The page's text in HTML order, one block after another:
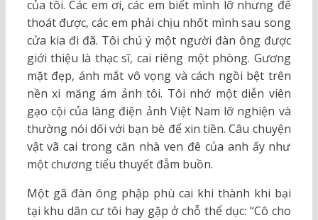
của tôi. Các em ơi, các em biết mình lỡ nhưng để
thoát được, các em phải chịu nhốt mình sau song
cửa kia đi đã. Tôi chú ý một người đàn ông được
giới thiệu là thạc sĩ, cai riêng một phòng. Gương
mặt đẹp, ánh mắt vô vọng và cách ngồi bệt trên
nền xi măng ám ảnh tôi. Tôi nhớ một diễn viên
gạo cội của làng điện ảnh Việt Nam lỡ nghiện và
thường nói dối với bạn bè để xin tiền. Câu chuyện
vật vã cai trong căn nhà ven đê của anh ấy như
một chương tiểu thuyết đẫm buồn.
Một gã đàn ông phập phù cai khi thành khi bại
tại khu dân cư tôi hay gặp ở chỗ thể dục: “Cô cho